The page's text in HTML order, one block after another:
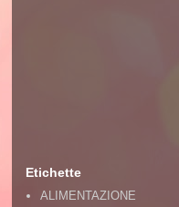
Etichette
ALIMENTAZIONE